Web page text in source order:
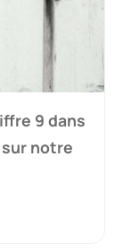
9 dans
notre